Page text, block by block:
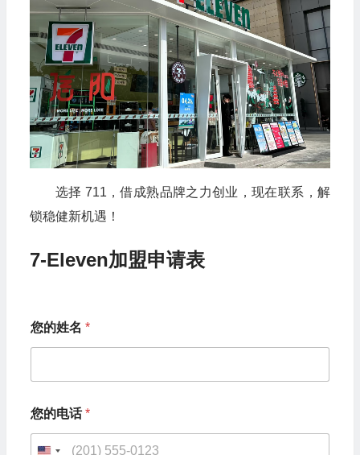
选择 711，借成熟品牌之力创业，现在联系，解
锁稳健新机遇！
7-Eleven加盟申请表
您的姓名 *
望
加
盟
您的电话*